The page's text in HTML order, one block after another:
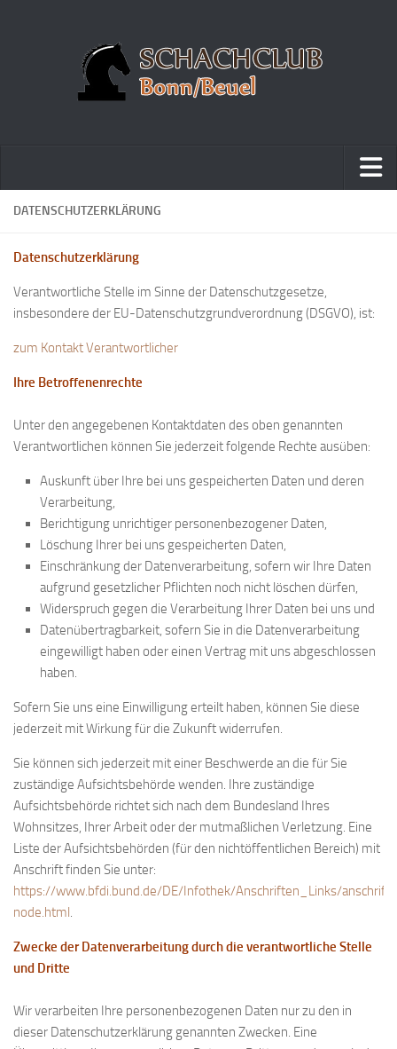
Home
Vereinspokalturnier
Schnellturnierserie
Bayernpokal
Sommerturnier
Bonner Schnellschachturniere
Mannschaften
1. Mannschaft
2. Mannschaft
3. Mannschaft
4. Mannschaft
Jugendschach
1.Online Schachturnierserie
Verein
Vorstand
Mitglieder
Datenschutzordnung
DATENSCHUTZERKLÄRUNG
Datenschutzerklärung
Verantwortliche Stelle im Sinne der Datenschutzgesetze,
insbesondere der EU-Datenschutzgrundverordnung (DSGVO), ist:
zum Kontakt Verantwortlicher
Ihre Betroffenenrechte
Unter den angegebenen Kontaktdaten des oben genannten
Verantwortlichen können Sie jederzeit folgende Rechte ausüben:
Auskunft über Ihre bei uns gespeicherten Daten und deren
Verarbeitung,
Berichtigung unrichtiger personenbezogener Daten,
Löschung Ihrer bei uns gespeicherten Daten,
Einschränkung der Datenverarbeitung, sofern wir Ihre Daten
aufgrund gesetzlicher Pflichten noch nicht löschen dürfen,
Widerspruch gegen die Verarbeitung Ihrer Daten bei uns und
Datenübertragbarkeit, sofern Sie in die Datenverarbeitung
eingewilligt haben oder einen Vertrag mit uns abgeschlossen
haben.
Sofern Sie uns eine Einwilligung erteilt haben, können Sie diese
jederzeit mit Wirkung für die Zukunft widerrufen.
Sie können sich jederzeit mit einer Beschwerde an die für Sie
zuständige Aufsichtsbehörde wenden. Ihre zuständige
Aufsichtsbehörde richtet sich nach dem Bundesland Ihres
Wohnsitzes, Ihrer Arbeit oder der mutmaßlichen Verletzung. Eine
Liste der Aufsichtsbehörden (für den nichtöffentlichen Bereich) mit
Anschrift finden Sie unter:
https://www.bfdi.bund.de/DE/Infothek/Anschriften_Links/
node.html.
Zwecke der Datenverarbeitung durch die verantwortliche Stelle
und Dritte
Wir verarbeiten Ihre personenbezogenen Daten nur zu den in
dieser Datenschutzerklärung genannten Zwecken. Eine